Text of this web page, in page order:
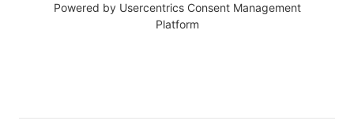
Powered by Usercentrics Consent Management
Platform